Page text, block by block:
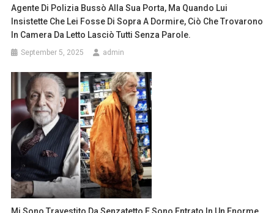
Agente Di Polizia Bussò Alla Sua Porta, Ma Quando Lui
Insistette Che Lei Fosse Di Sopra A Dormire, Ciò Che Trovarono
In Camera Da Letto Lasciò Tutti Senza Parole.
September 5, 2025 admin